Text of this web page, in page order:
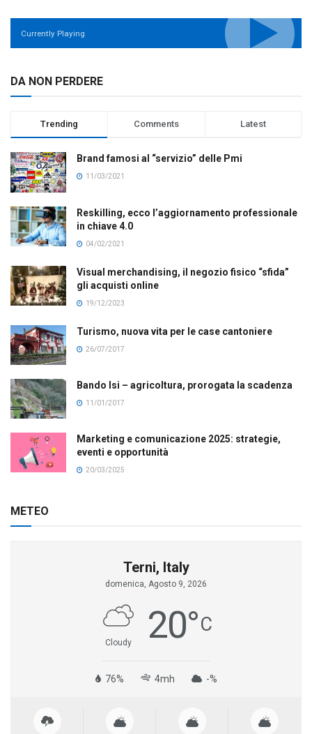
Currently Playing
DA NON PERDERE
Trending Comments Latest
Brand famosi al “servizio” delle Pmi
11/03/2021
Reskilling, ecco l’aggiornamento professionale
in chiave 4.0
04/02/2021
Visual merchandising, il negozio fisico “sfida”
gli acquisti online
19/12/2023
Turismo, nuova vita per le case cantoniere
26/07/2017
Bando Isi – agricoltura, prorogata la scadenza
11/01/2017
Marketing e comunicazione 2025: strategie,
eventi e opportunità
20/03/2025
METEO
Terni, Italy
domenica, Agosto 9, 2026
Cloudy 20°C
76% 4mh -%